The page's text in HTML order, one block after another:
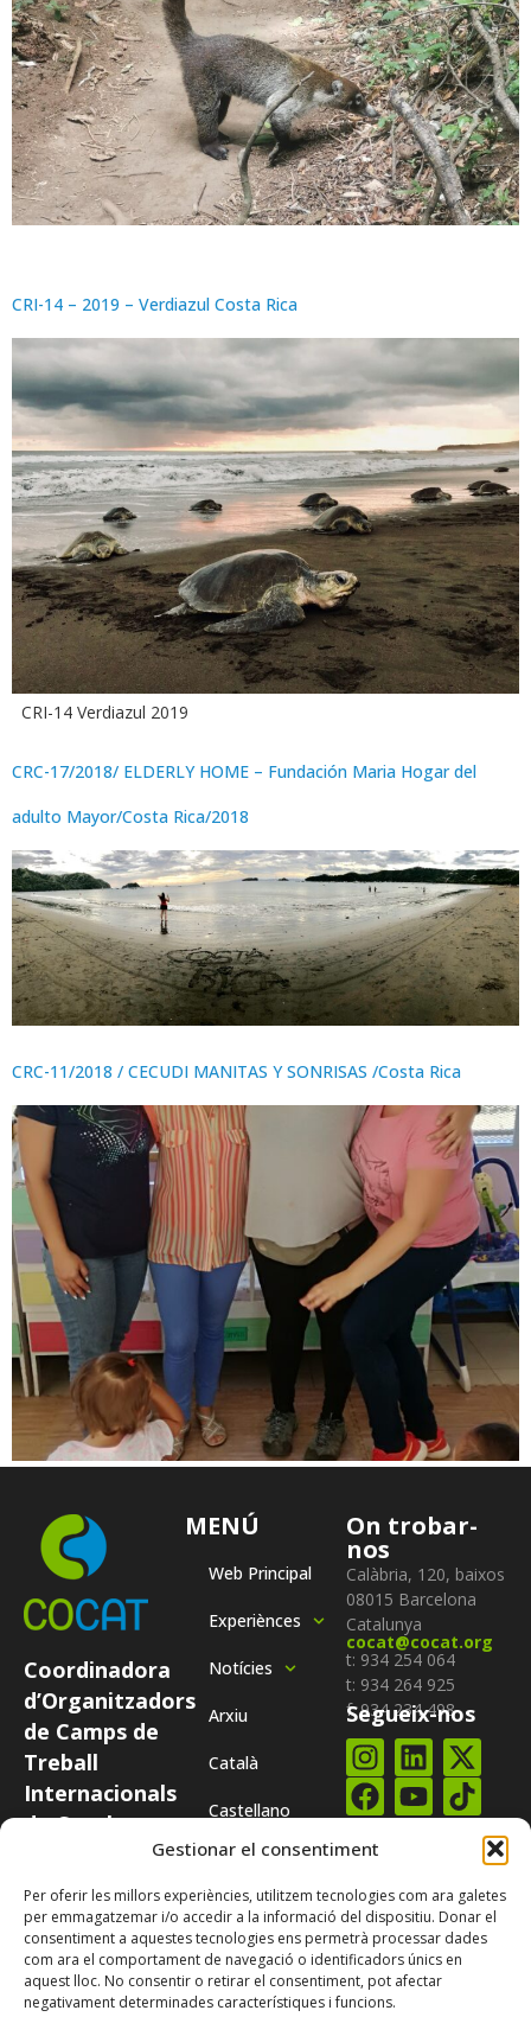
Gestionar el consentiment
Per oferir les millors experiències, utilitzem tecnologies com ara galetes
per emmagatzemar i/o accedir a la informació del dispositiu. Donar el
consentiment a aquestes tecnologies ens permetrà processar dades
com ara el comportament de navegació o identificadors únics en
aquest lloc. No consentir o retirar el consentiment, pot afectar
negativament determinades característiques i funcions.
CRI-14 – 2019 – Verdiazul Costa Rica
CRI-14 Verdiazul 2019
CRC-17/2018/ ELDERLY HOME – Fundación Maria Hogar del
adulto Mayor/Costa Rica/2018
CRC-11/2018 / CECUDI MANITAS Y SONRISAS /Costa Rica
Coordinadora
d’Organitzadors
de Camps de
Treball
Internacionals
de Catalunya
COCAT és una
integrada per
totes aquelles
entitats
catalanes que
MENÚ
Web Principal
Experiènces
Notícies
Arxiu
Català
Castellano
On trobar-
nos
Calàbria, 120, baixos
08015 Barcelona
Catalunya
cocat@cocat.org
t: 934 254 064
t: 934 264 925
f: 934 234 498
Segueix-nos
nostre